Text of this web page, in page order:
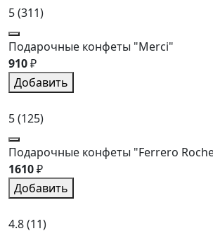
5(311)
Подарочные конфеты "Merci"
910₽
Добавить
5(125)
Подарочные конфеты "Ferrero
1610₽
Добавить
4.8(11)